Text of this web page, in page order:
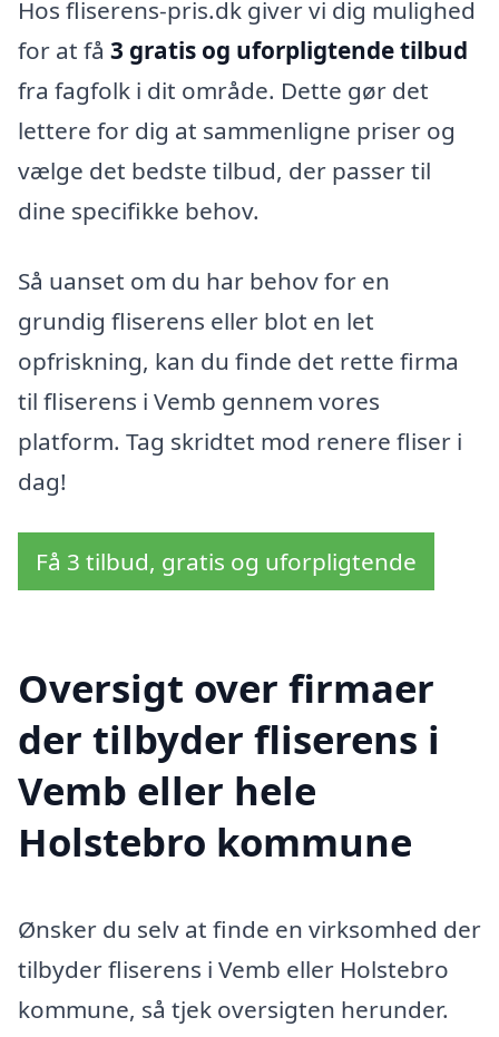
Hos fliserens-pris.dk giver vi dig mulighed
for at få 3 gratis og uforpligtende tilbud
fra fagfolk i dit område. Dette gør det
lettere for dig at sammenligne priser og
vælge det bedste tilbud, der passer til
dine specifikke behov.
Så uanset om du har behov for en
grundig fliserens eller blot en let
opfriskning, kan du finde det rette firma
til fliserens i Vemb gennem vores
platform. Tag skridtet mod renere fliser i
dag!
Få 3 tilbud, gratis og uforpligtende
Oversigt over firmaer
der tilbyder fliserens i
Vemb eller hele
Holstebro kommune
Ønsker du selv at finde en virksomhed der
tilbyder fliserens i Vemb eller Holstebro
kommune, så tjek oversigten herunder.